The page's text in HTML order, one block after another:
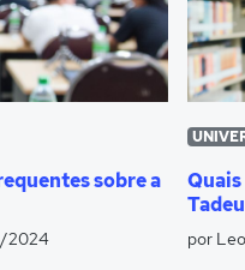
sobre a
2024
Quais
por